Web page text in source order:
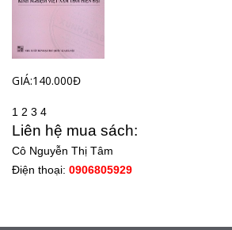
GIÁ:140.000Đ
1 2 3 4
Liên hệ mua sách:
Cô Nguyễn Thị Tâm
Điện thoại: 0906805929